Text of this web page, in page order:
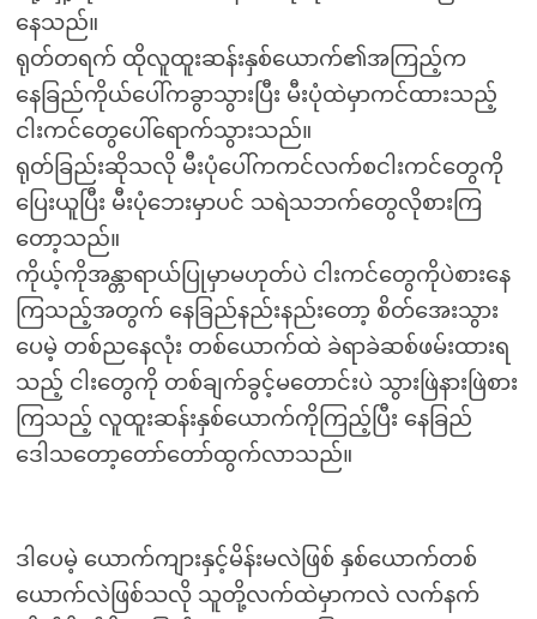
နေသည်။
ရုတ်တရက် ထိုလူထူးဆန်းနှစ်ယောက်၏အကြည့်က
နေခြည်ကိုယ်ပေါ်ကခွာသွားပြီး မီးပုံထဲမှာကင်ထားသည့်
ငါးကင်တွေပေါ်ရောက်သွားသည်။
ရုတ်ခြည်းဆိုသလို မီးပုံပေါ်ကကင်လက်စငါးကင်တွေကို
ပြေးယူပြီး မီးပုံဘေးမှာပင် သရဲသဘက်တွေလိုစားကြ
တော့သည်။
ကိုယ့်ကိုအန္တာရာယ်ပြုမှာမဟုတ်ပဲ ငါးကင်တွေကိုပဲစားနေ
ကြသည့်အတွက် နေခြည်နည်းနည်းတော့ စိတ်အေးသွား
ပေမဲ့ တစ်ညနေလုံး တစ်ယောက်ထဲ ခဲရာခဲဆစ်ဖမ်းထားရ
သည့် ငါးတွေကို တစ်ချက်ခွင့်မတောင်းပဲ သွားဖြဲနားဖြဲစား
ကြသည့် လူထူးဆန်းနှစ်ယောက်ကိုကြည့်ပြီး နေခြည်
ဒေါသတော့တော်တော်ထွက်လာသည်။
ဒါပေမဲ့ ယောက်ကျားနှင့်မိန်းမလဲဖြစ် နှစ်ယောက်တစ်
ယောက်လဲဖြစ်သလို သူတို့လက်ထဲမှာကလဲ လက်နက်